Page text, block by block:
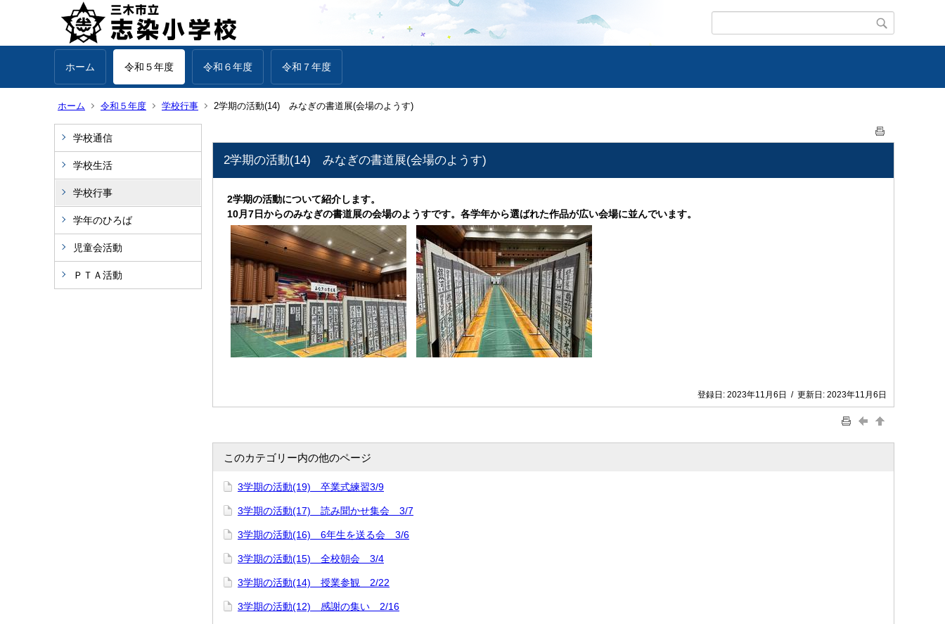
ホーム 令和５年度 令和６年度 令和７年度
ホーム 令和５年度 学校行事 2学期の活動(14) みなぎの書道展(会場のようす)
学校通信
学校生活
学校行事
学年のひろば
児童会活動
ＰＴＡ活動
2学期の活動(14) みなぎの書道展(会場のようす)
2学期の活動について紹介します。
10月7日からのみなぎの書道展の会場のようすです。各学年から選ばれた作品が広い会場に並んでいます。
登録日: 2023年11月6日 / 更新日: 2023年11月6日
このカテゴリー内の他のページ
3学期の活動(19) 卒業式練習3/9
3学期の活動(17) 読み聞かせ集会 3/7
3学期の活動(16) 6年生を送る会 3/6
3学期の活動(15) 全校朝会 3/4
3学期の活動(14) 授業参観 2/22
3学期の活動(12) 感謝の集い 2/16